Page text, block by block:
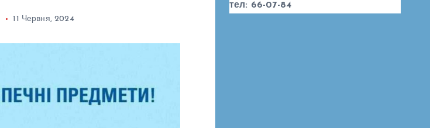
11 Червня, 2024
тел: 66-07-84